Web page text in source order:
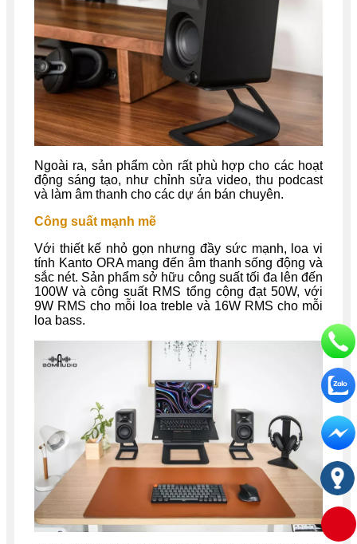
Ngoài ra, sản phẩm còn rất phù hợp cho các hoạt
động sáng tạo, như chỉnh sửa video, thu podcast
và làm âm thanh cho các dự án bán chuyên.
Công suất mạnh mẽ
Với thiết kế nhỏ gọn nhưng đầy sức mạnh, loa vi
tính Kanto ORA mang đến âm thanh sống động và
sắc nét. Sản phẩm sở hữu công suất tối đa lên đến
100W và công suất RMS tổng cộng đạt 50W, với
9W RMS cho mỗi loa treble và 16W RMS cho mỗi
loa bass.